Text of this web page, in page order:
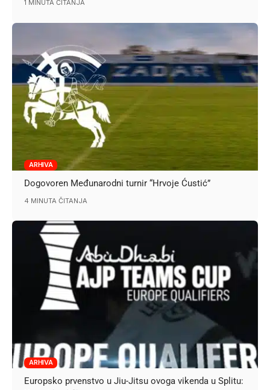
1 MINUTA ČITANJA
ARHIVA
Dogovoren Međunarodni turnir “Hrvoje Ćustić”
4 MINUTA ČITANJA
ARHIVA
Europsko prvenstvo u Jiu-Jitsu ovoga vikenda u Splitu: